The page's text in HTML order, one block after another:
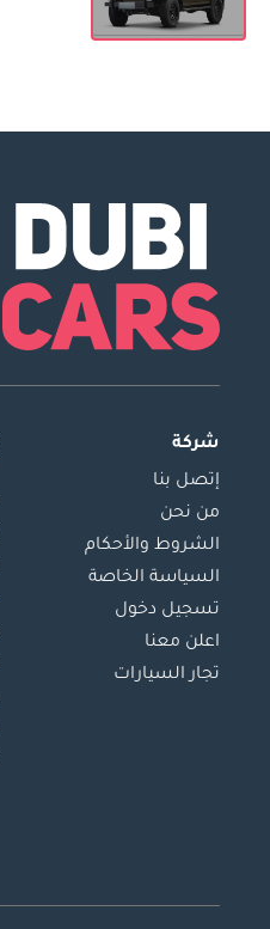
شركة
إتصل بنا
من نحن
الشروط والأحكام
السياسة الخاصة
تسجيل دخول
اعلن معنا
تجار السيارات